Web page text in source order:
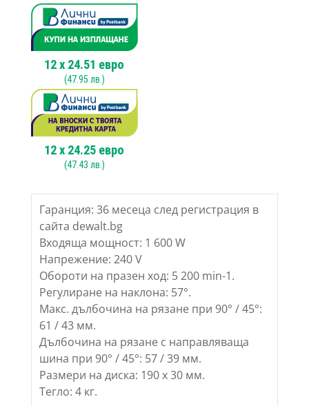
12x 24.51 евро
(47.95 лв.)
12x 24.25 евро
(47.43 лв.)
Гаранция: 36 месеца след регистрация в
сайта dewalt.bg
Входяща мощност: 1 600 W
Напрежение: 240 V
Обороти на празен ход: 5 200 min-1.
Регулиране на наклона: 57°.
Макс. дълбочина на рязане при 90° / 45°:
61 / 43 мм.
Дълбочина на рязане с направляваща
шина при 90° / 45°: 57 / 39 мм.
Размери на диска: 190 x 30 мм.
Тегло: 4 кг.